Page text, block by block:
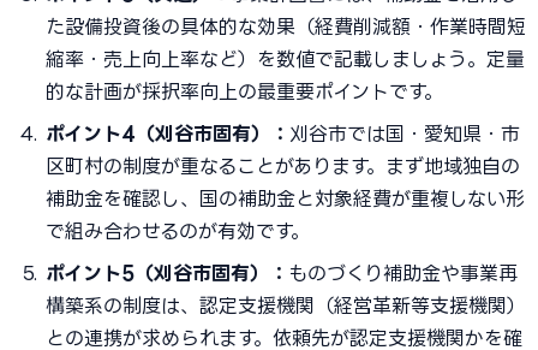
た設備投資後の具体的な効果（経費削減額・作業時間短
縮率・売上向上率など）を数値で記載しましょう。定量
的な計画が採択率向上の最重要ポイントです。
ポイント4（刈谷市固有）： 刈谷市では国・愛知県・市
区町村の制度が重なることがあります。まず地域独自の
補助金を確認し、国の補助金と対象経費が重複しない形
で組み合わせるのが有効です。
ポイント5（刈谷市固有）： ものづくり補助金や事業再
構築系の制度は、認定支援機関（経営革新等支援機関）
との連携が求められます。依頼先が認定支援機関かを確